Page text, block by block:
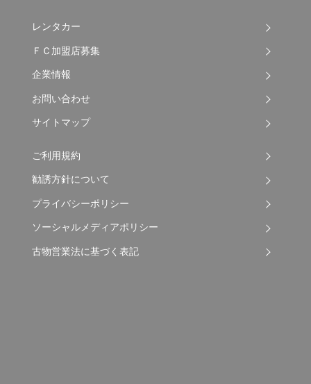
レンタカー
ＦＣ加盟店募集
企業情報
お問い合わせ
サイトマップ
ご利用規約
勧誘方針について
プライバシーポリシー
ソーシャルメディアポリシー
古物営業法に基づく表記